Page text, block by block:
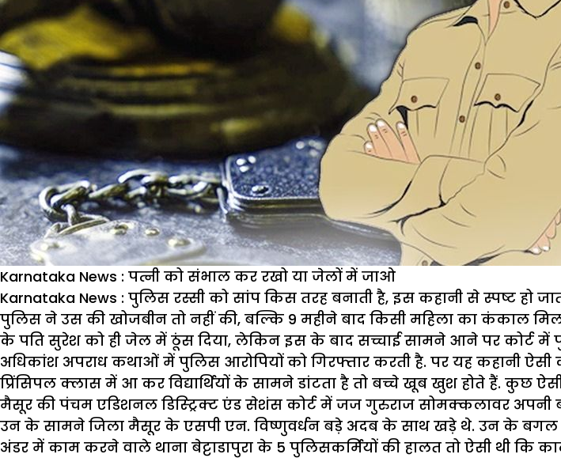
Karnataka News : पत्नी को संभाल कर रखो या जेलों में जाओ
Karnataka News : पुलिस रस्सी को सांप किस तरह बनाती है, इस कहानी से स्पष्ट हो
पुलिस ने उस की खोजबीन तो नहीं की, बल्कि 9 महीने बाद किसी महिला का कंकाल
के पति सुरेश को ही जेल में ठूंस दिया, लेकिन इस के बाद सच्चाई सामने आने पर कोर्ट में
अधिकांश अपराध कथाओं में पुलिस आरोपियों को गिरफ्तार करती है. पर यह कहानी
प्रिंसिपल क्लास में आ कर विद्यार्थियों के सामने डांटता है तो बच्चे खूब खुश होते हैं. कुछ
मैसूर की पंचम एडिशनल डिस्ट्रिक्ट एंड सेशंस कोर्ट में जज गुरुराज सोमक्कलावर अपनी
उन के सामने जिला मैसूर के एसपी एन. विष्णुवर्धन बड़े अदब के साथ खड़े थे. उन के
अंडर में काम करने वाले थाना बेट्टाडापुरा के 5 पुलिसकर्मियों की हालत तो ऐसी थी